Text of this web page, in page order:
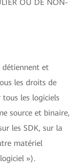
OU DE NON-
détiennent et
les droits de
les logiciels
source et binaire,
les SDK, sur la
matériel
»).